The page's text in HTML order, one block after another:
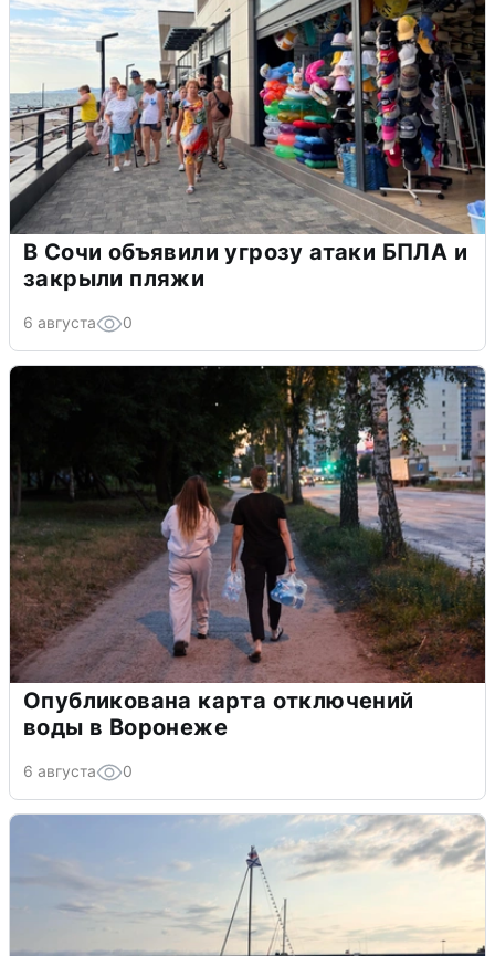
В Сочи объявили угрозу атаки БПЛА и
закрыли пляжи
6 августа 0
Опубликована карта отключений
воды в Воронеже
6 августа 0